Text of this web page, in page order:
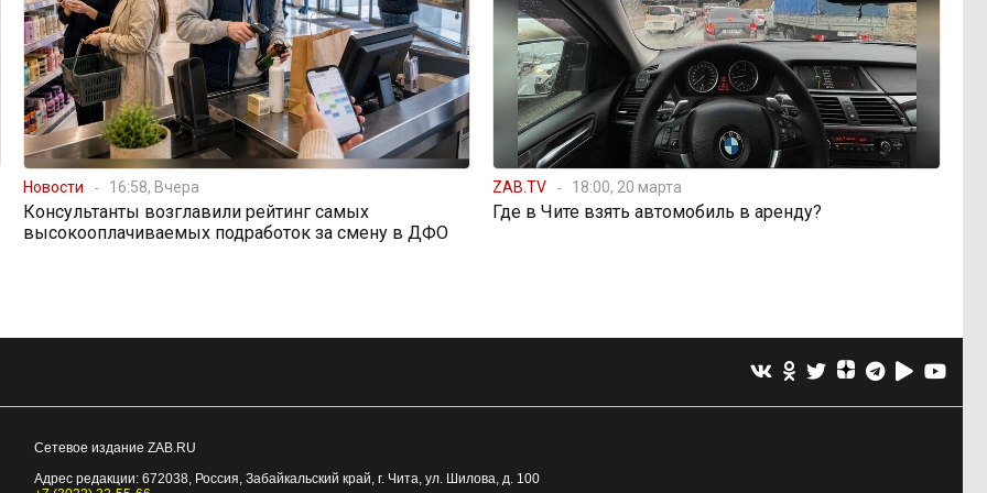
Новости 16:58, Вчера
Консультанты возглавили рейтинг самых
высокооплачиваемых подработок за смену в ДФО
ZAB.TV 18:00, 20 марта
Где в Чите взять автомобиль в аренду?
Сетевое издание ZAB.RU
Адрес редакции: 672038, Россия, Забайкальский край, г. Чита, ул. Шилова, д. 100